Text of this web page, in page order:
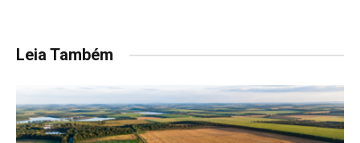
Leia Também